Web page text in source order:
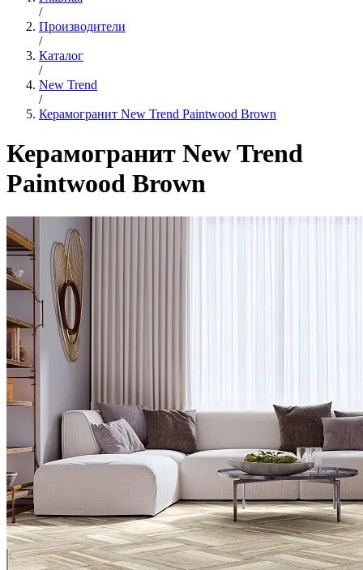
/
Производители
/
Каталог
/
New Trend
/
Керамогранит New Trend Paintwood Brown
Керамогранит New Trend
Paintwood Brown